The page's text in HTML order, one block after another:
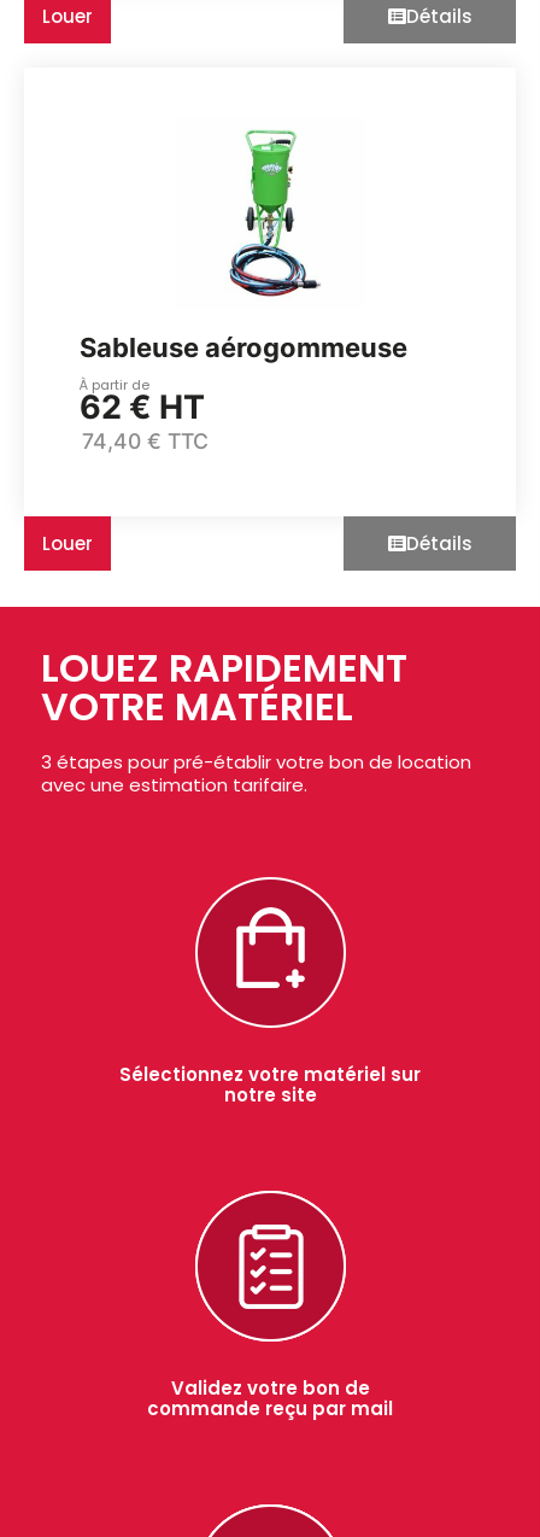
Louer Détails
Sableuse aérogommeuse
À partir de
62 € HT
74,40 € TTC
Louer Détails
LOUEZ RAPIDEMENT
VOTRE MATÉRIEL
3 étapes pour pré-établir votre bon de location
avec une estimation tarifaire.
Sélectionnez votre matériel sur
notre site
Validez votre bon de
commande reçu par mail